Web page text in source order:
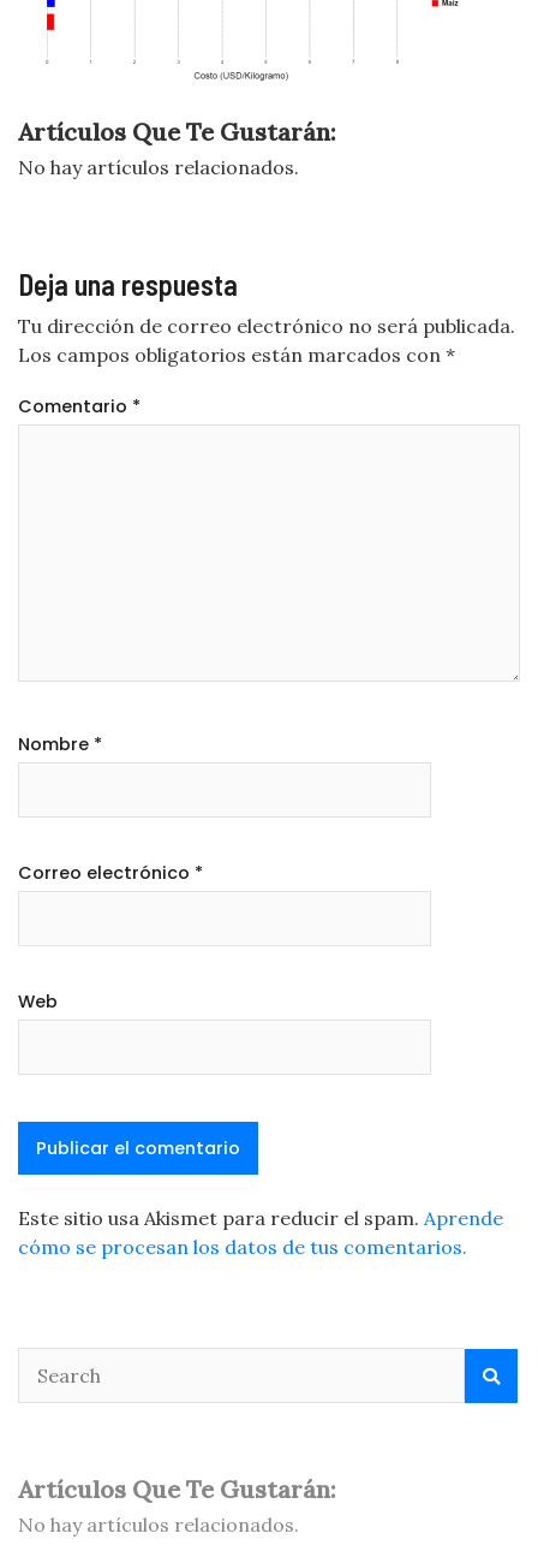
Artículos Que Te Gustarán:
No hay artículos relacionados.
Deja una respuesta
Tu dirección de correo electrónico no será publicada.
Los campos obligatorios están marcados con *
Comentario *
Nombre *
Correo electrónico *
Web
Este sitio usa Akismet para reducir el spam. Aprende
cómo se procesan los datos de tus comentarios.
Artículos Que Te Gustarán:
No hay artículos relacionados.